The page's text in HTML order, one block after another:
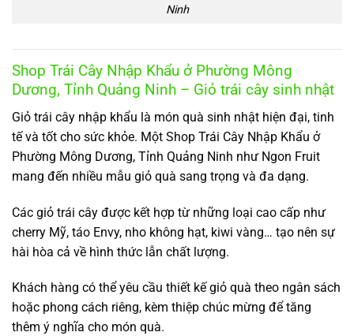
Ninh
Shop Trái Cây Nhập Khẩu ở Phường Mông
Dương, Tỉnh Quảng Ninh – Giỏ trái cây sinh nhật
Giỏ trái cây nhập khẩu là món quà sinh nhật hiện đại, tinh
tế và tốt cho sức khỏe. Một Shop Trái Cây Nhập Khẩu ở
Phường Mông Dương, Tỉnh Quảng Ninh như Ngon Fruit
mang đến nhiều mẫu giỏ quà sang trọng và đa dạng.
Các giỏ trái cây được kết hợp từ những loại cao cấp như
cherry Mỹ, táo Envy, nho không hạt, kiwi vàng… tạo nên sự
hài hòa cả về hình thức lẫn chất lượng.
Khách hàng có thể yêu cầu thiết kế giỏ quà theo ngân sách
hoặc phong cách riêng, kèm thiệp chúc mừng để tăng
thêm ý nghĩa cho món quà.